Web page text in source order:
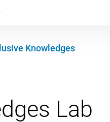
Knowledges